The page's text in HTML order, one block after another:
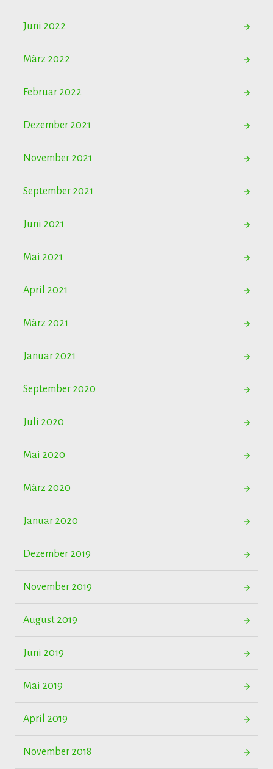
Juni 2022
März 2022
Februar 2022
Dezember 2021
November 2021
September 2021
Juni 2021
Mai 2021
April 2021
März 2021
Januar 2021
September 2020
Juli 2020
Mai 2020
März 2020
Januar 2020
Dezember 2019
November 2019
August 2019
Juni 2019
Mai 2019
April 2019
November 2018